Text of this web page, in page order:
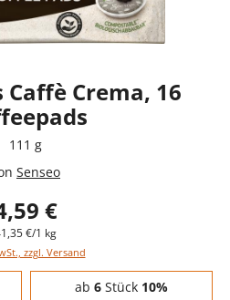
Caffè Crema, 16
111 g
Senseo
€
€/1 kg
zzgl. Versand
ab 6Stück 10%